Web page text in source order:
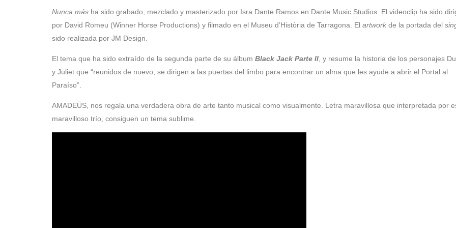
Nunca más ha sido grabado, mezclado y masterizado por Isra Dante Ramos en Dante Music Studios. El videoclip ha sido
por David Romeu (Winner Horse Productions) y filmado en el Museu d’Història de Tarragona. El artwork de la portada del
sido realizada por JM Design.
El tema que ha sido extraído de la segunda parte de su álbum Black Jack Parte II , y resume la historia de los personajes
y Juliet que “reunidos de nuevo, se dirigen a las puertas del limbo para encontrar un alma que les ayude a abrir el Portal al
Paraíso”.
AMADEÜS, nos regala una verdadera obra de arte tanto musical como visualmente. Letra maravillosa que interpretada por
maravilloso trío, consiguen un tema sublime.